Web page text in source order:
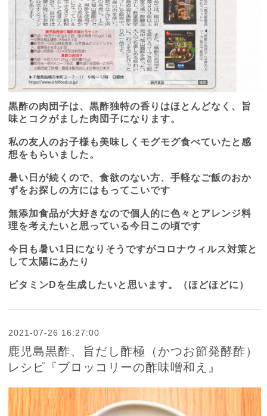
黒酢の肉団子は、黒酢独特の香りはほとんどなく、旨
味とコクがました肉団子になります。
私の友人のお子様も美味しくモグモグ食べていたと感
想をもらいました。
暑い日が続くので、食欲のない方、手軽なご飯のおか
ずをお探しの方にはもってこいです
無添加食品が大好きなので個人的に色々とアレンジ料
理を考えたいと思っている今日この頃です
今日も暑い1 日になりそうですがコロナウィルス対策と
して太陽にあたり
ビタミン Dを生成したいと思います。（ほどほどに）
2021-07-26 16:27:00
鹿児島黒酢、旨だし酢極（かつお節発酵酢）
レシピ『ブロッコリーの酢味噌和え』